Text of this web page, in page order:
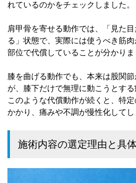
れているのかをチェックしました。
肩甲骨を寄せる動作では、「見た
る」状態で、実際には使うべき筋
部位で代償していることが分かりま
膝を曲げる動作でも、本来は股関
が、膝下だけで無理に動こうとする
このような代償動作が続くと、特
かかり、痛みや不調が慢性化してし
施術内容の選定理由と具